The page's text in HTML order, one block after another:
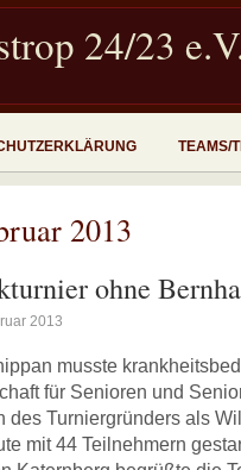
24/23
TEAMS/
2013
ohne
2013
musste
für Senioren und
des Turniergründers als
mit 44 Teilnehmern